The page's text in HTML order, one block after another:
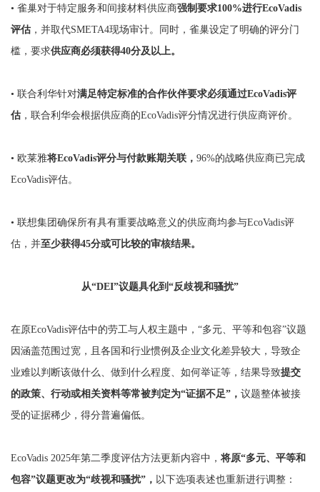
• 雀巢对于特定服务和间接材料供应商强制要求100%进行EcoVadis
评估 ，并取代SMETA4现场审计。同时，雀巢设定了明确的评分门
槛，要求供应商必须获得40分及以上。
• 联合利华针对满足特定标准的合作伙伴要求必须通过EcoVadis评
估 ，联合利华会根据供应商的EcoVadis评分情况进行供应商评价。
• 欧莱雅将EcoVadis评分与付款账期关联， 96%的战略供应商已完成
EcoVadis评估。
• 联想集团确保所有具有重要战略意义的供应商均参与EcoVadis评
估，并至少获得45分或可比较的审核结果。
从“DEI”议题具化到“反歧视和骚扰”
在原EcoVadis评估中的劳工与人权主题中，“多元、平等和包容”议题
因涵盖范围过宽，且各国和行业惯例及企业文化差异较大，导致企
业难以判断该做什么、做到什么程度、如何举证等，结果导致提交
的政策、行动或相关资料等常被判定为“证据不足”， 议题整体被接
受的证据稀少，得分普遍偏低。
EcoVadis 2025年第二季度评估方法更新内容中， 将原“多元、平等和
包容”议题更改为“歧视和骚扰”， 以下选项表述也重新进行调整：